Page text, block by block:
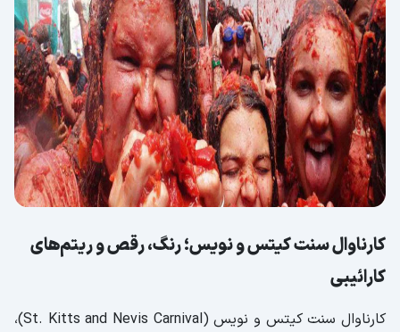
کارناوال سنت کیتس و نویس؛ رنگ، رقص و ریتم‌های
کارائیبی
کارناوال سنت کیتس و نویس (St. Kitts and Nevis Carnival)،